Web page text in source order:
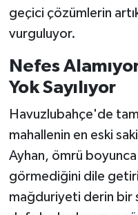
geçici çözümlerin
vurguluyor.
Nefes
Yok Sayılıyor
Havuzlubahçe'de
mahallenin en eski
Ayhan, ömrü
görmediğini dile
mağduriyeti derin bir